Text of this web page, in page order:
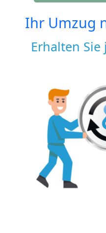
Ihr Umzug
Erhalten